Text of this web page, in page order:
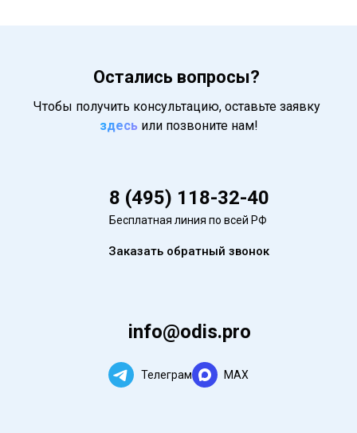
Остались вопросы?
Чтобы получить консультацию, оставьте заявку
здесь или позвоните нам!
8 (495) 118-32-40
Бесплатная линия по всей РФ
Заказать обратный звонок
info@odis.pro
Телеграм MAX